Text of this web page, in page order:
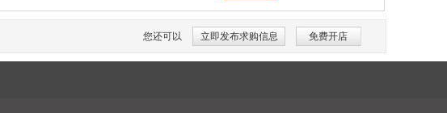
您还可以 立即发布求购信息 免费开店